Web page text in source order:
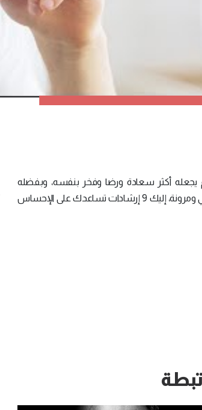
يجعله أكثر سعادة ورضا وفخر بنفسه، وبفضله
يستطيع أن يتعامل مع متغيرات الحياة ومعالجة المشاكل الطارئة بوعي ومرونة، إليك 9 إرشادات تساعدك على الإحساس